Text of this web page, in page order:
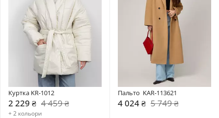
Куртка KR-1012
2 229 ₴ 4 459 ₴
+ 2 кольори
Пальто  KAR-113621
4 024 ₴ 5 749 ₴